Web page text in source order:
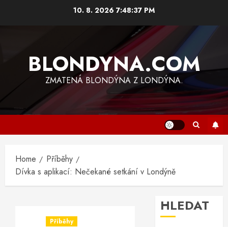
10. 8. 2026 7:48:37 PM
BLONDYNA.COM
ZMATENÁ BLONDÝNA Z LONDÝNA.
Home
Příběhy
Dívka s aplikací: Nečekané setkání v Londýně
Příběhy
HLEDAT